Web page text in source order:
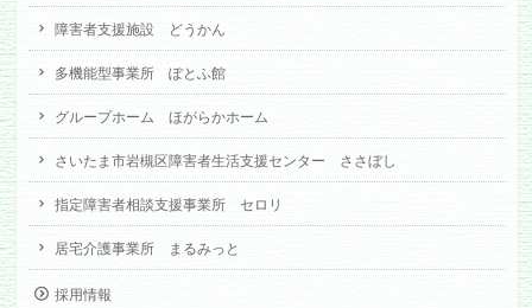
障害者支援施設 どうかん
多機能型事業所 ぽとふ館
グループホーム ほがらかホーム
さいたま市岩槻区障害者生活支援センター ささぼし
指定障害者相談支援事業所 セロリ
居宅介護事業所 まるみっと
採用情報